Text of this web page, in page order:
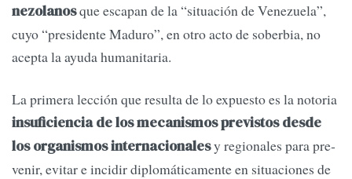
nezolanosque escapan de la “situación de Venezuela”,
cuyo “presidente Maduro”, en otro acto de soberbia, no
acepta la ayuda humanitaria.
La primera lección que resulta de lo expuesto es la notoria
insuficiencia de los mecanismos previstos desde
los organismos internacionalesy regionales para pre­
venir, evitar e incidir diplomáticamente en situaciones de